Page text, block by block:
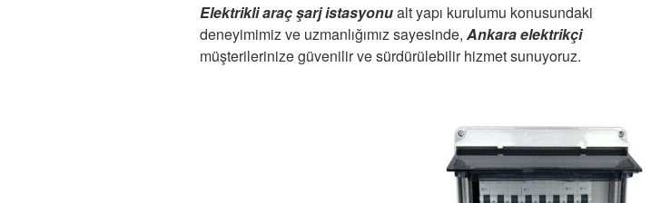
Elektrikli araç şarj istasyonualt yapı kurulumu konusundaki
deneyimimiz ve uzmanlığımız sayesinde, Ankara elektrikçi
müşterilerinize güvenilir ve sürdürülebilir hizmet sunuyoruz.